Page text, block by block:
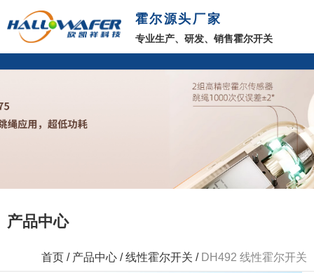
霍尔源头厂家
专业生产、研发、销售霍尔开关
产品中心
首页 / 产品中心 /线性霍尔开关 / DH492 线性霍尔开关